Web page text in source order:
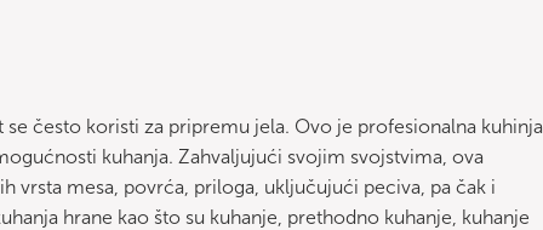
često koristi za pripremu jela. Ovo je profesionalna kuhinja
kuhanja. Zahvaljujući svojim svojstvima, ova
vrsta mesa, povrća, priloga, uključujući peciva, pa čak i
hrane kao što su kuhanje, prethodno kuhanje, kuhanje